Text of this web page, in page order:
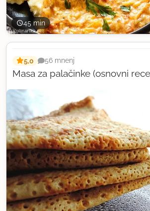
45 min
Masa za palačinke (osnovni
5,0 56 mnenj